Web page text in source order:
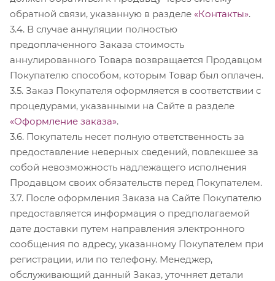
обратной связи, указанную в разделе «Контакты».
3.4. В случае аннуляции полностью
предоплаченного Заказа стоимость
аннулированного Товара возвращается Продавцом
Покупателю способом, которым Товар был оплачен.
3.5. Заказ Покупателя оформляется в соответствии с
процедурами, указанными на Сайте в разделе
«Оформление заказа».
3.6. Покупатель несет полную ответственность за
предоставление неверных сведений, повлекшее за
собой невозможность надлежащего исполнения
Продавцом своих обязательств перед Покупателем.
3.7. После оформления Заказа на Сайте Покупателю
предоставляется информация о предполагаемой
дате доставки путем направления электронного
сообщения по адресу, указанному Покупателем при
регистрации, или по телефону. Менеджер,
обслуживающий данный Заказ, уточняет детали